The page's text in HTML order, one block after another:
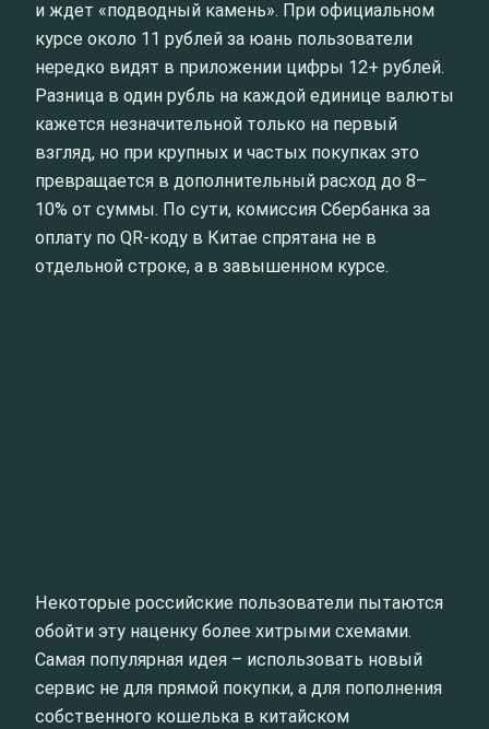
и ждет «подводный камень». При официальном
курсе около 11 рублей за юань пользователи
нередко видят в приложении цифры 12+ рублей.
Разница в один рубль на каждой единице валюты
кажется незначительной только на первый
взгляд, но при крупных и частых покупках это
превращается в дополнительный расход до 8–
10% от суммы. По сути, комиссия Сбербанка за
оплату по QR-коду в Китае спрятана не в
отдельной строке, а в завышенном курсе.
Некоторые российские пользователи пытаются
обойти эту наценку более хитрыми схемами.
Самая популярная идея – использовать новый
сервис не для прямой покупки, а для пополнения
собственного кошелька в китайском